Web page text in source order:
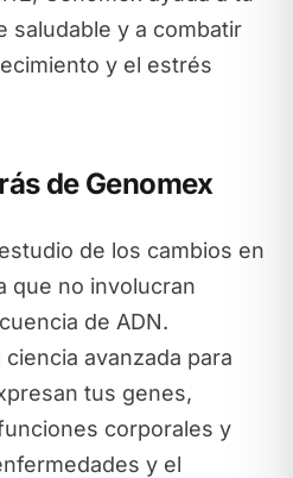
saludable y a combatir
y el estrés
de Genomex
de los cambios en
que no involucran
de ADN.
avanzada para
tus genes,
corporales y
y el